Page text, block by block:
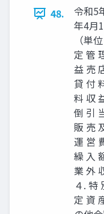
48.
令和5
年4月
（単
定 管
益 売
貸 付
料 収
倒 引
販 売
運 営
繰 入
業 外
４. 特
定 資